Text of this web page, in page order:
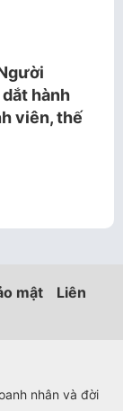
hành
viên, thế
mật
Liên
nhân và đời